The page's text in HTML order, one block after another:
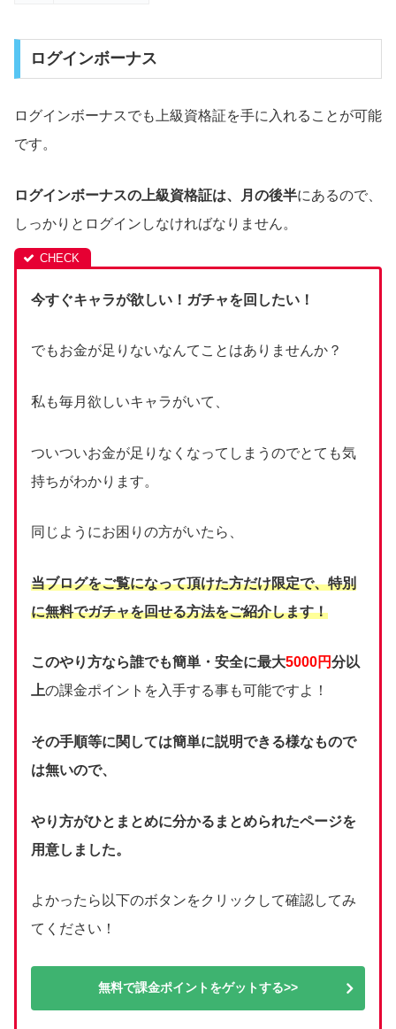
ログインボーナス
ログインボーナスでも上級資格証を手に入れることが可能
です。
ログインボーナスの上級資格証は、月の後半にあるので、
しっかりとログインしなければなりません。
今すぐキャラが欲しい！ガチャを回したい！
でもお金が足りないなんてことはありませんか？
私も毎月欲しいキャラがいて、
ついついお金が足りなくなってしまうのでとても気
持ちがわかります。
同じようにお困りの方がいたら、
当ブログをご覧になって頂けた方だけ限定で、特別
に無料でガチャを回せる方法をご紹介します！
このやり方なら誰でも簡単・安全に最大5000円分以
上の課金ポイントを入手する事も可能ですよ！
その手順等に関しては簡単に説明できる様なもので
は無いので、
やり方がひとまとめに分かるまとめられたページを
用意しました。
よかったら以下のボタンをクリックして確認してみ
てください！
無料で課金ポイントをゲットする>>